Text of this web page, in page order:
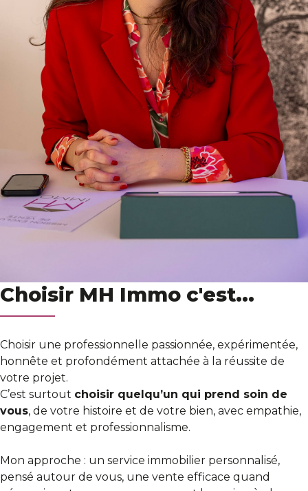
Choisir MH Immo c'est...
Choisir une professionnelle passionnée, expérimentée,
honnête et profondément attachée à la réussite de
votre projet.
C’est surtout choisir quelqu’un qui prend soin de
vous, de votre histoire et de votre bien, avec empathie,
engagement et professionnalisme.
Mon approche : un service immobilier personnalisé,
pensé autour de vous, une vente efficace quand